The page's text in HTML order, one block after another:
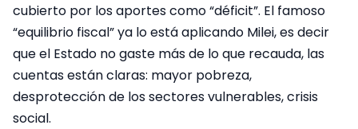
cubierto por los aportes como “déficit”. El famoso
“equilibrio fiscal” ya lo está aplicando Milei, es decir
que el Estado no gaste más de lo que recauda, las
cuentas están claras: mayor pobreza,
desprotección de los sectores vulnerables, crisis
social.